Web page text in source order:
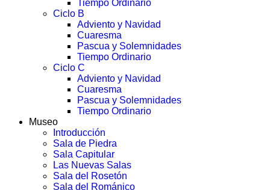
Tiempo Ordinario
Ciclo B
Adviento y Navidad
Cuaresma
Pascua y Solemnidades
Tiempo Ordinario
Ciclo C
Adviento y Navidad
Cuaresma
Pascua y Solemnidades
Tiempo Ordinario
Museo
Introducción
Sala de Piedra
Sala Capitular
Las Nuevas Salas
Sala del Rosetón
Sala del Románico